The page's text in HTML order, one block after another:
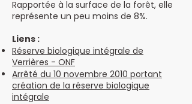
Rapportée à la surface de la forêt, elle
représente un peu moins de 8%.
Liens :
Réserve biologique intégrale de
Verrières - ONF
Arrêté du 10 novembre 2010 portant
création de la réserve biologique
intégrale